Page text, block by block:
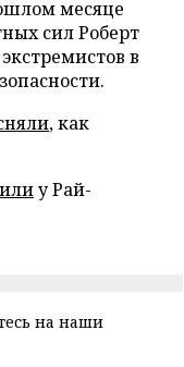
месяце
сил Роберт
в
, как
у Рай-
на наши